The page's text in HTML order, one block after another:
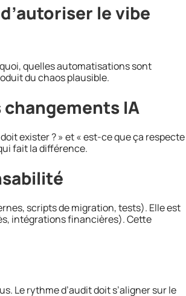
le vibe
quelles automatisations sont
du chaos plausible.
IA
exister ? » et « est-ce que ça respecte
fait la différence.
scripts de migration, tests). Elle est
intégrations financières). Cette
Le rythme d’audit doit s’aligner sur le